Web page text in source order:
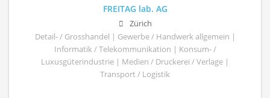
FREITAG lab. AG
Zürich
Detail- / Grosshandel | Gewerbe / Handwerk allgemein |
Informatik / Telekommunikation | Konsum- /
Luxusgüterindustrie | Medien / Druckerei / Verlage |
Transport / Logistik